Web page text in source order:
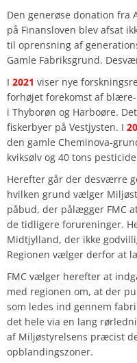
Den generøse donation fra
på Finansloven blev afsat
til oprensning af
Gamle Fabriksgrund.
I 2021 viser nye
forhøjet forekomst af
i Thyborøn og Harboøre.
fiskerbyer på Vestjysten. I
den gamle Cheminova-
kviksølv og 40 tons
Herefter går der desværre
hvilken grund vælger
påbud, der pålægger FMC
de tidligere forureninger.
Midtjylland, der ikke
Regionen vælger derfor at
FMC vælger herefter at
med regionen om, at der
som ledes ind gennem
det hele via en lang
af Miljøstyrelsens præcist
opblandingszoner.